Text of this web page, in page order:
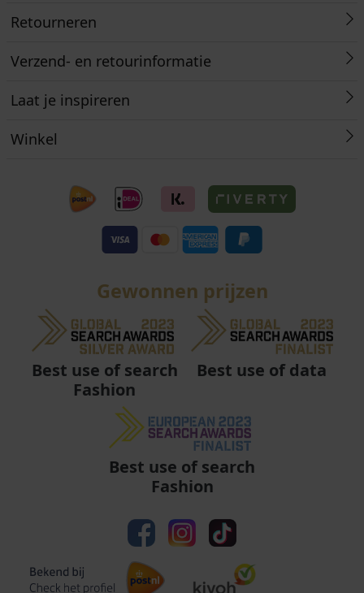
Retourneren
Verzend- en retourinformatie
Laat je inspireren
Winkel
Gewonnen prijzen
Best use of search
Fashion
Best use of data
Best use of search
Fashion